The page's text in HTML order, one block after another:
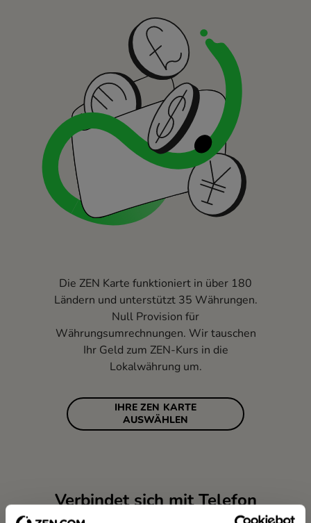
Die ZEN Karte funktioniert in über 180
Ländern und unterstützt 35 Währungen.
Null Provision für
Währungsumrechnungen. Wir tauschen
Ihr Geld zum ZEN-Kurs in die
Lokalwährung um.
IHRE ZEN KARTE
AUSWÄHLEN
Verbindet sich mit Telefon